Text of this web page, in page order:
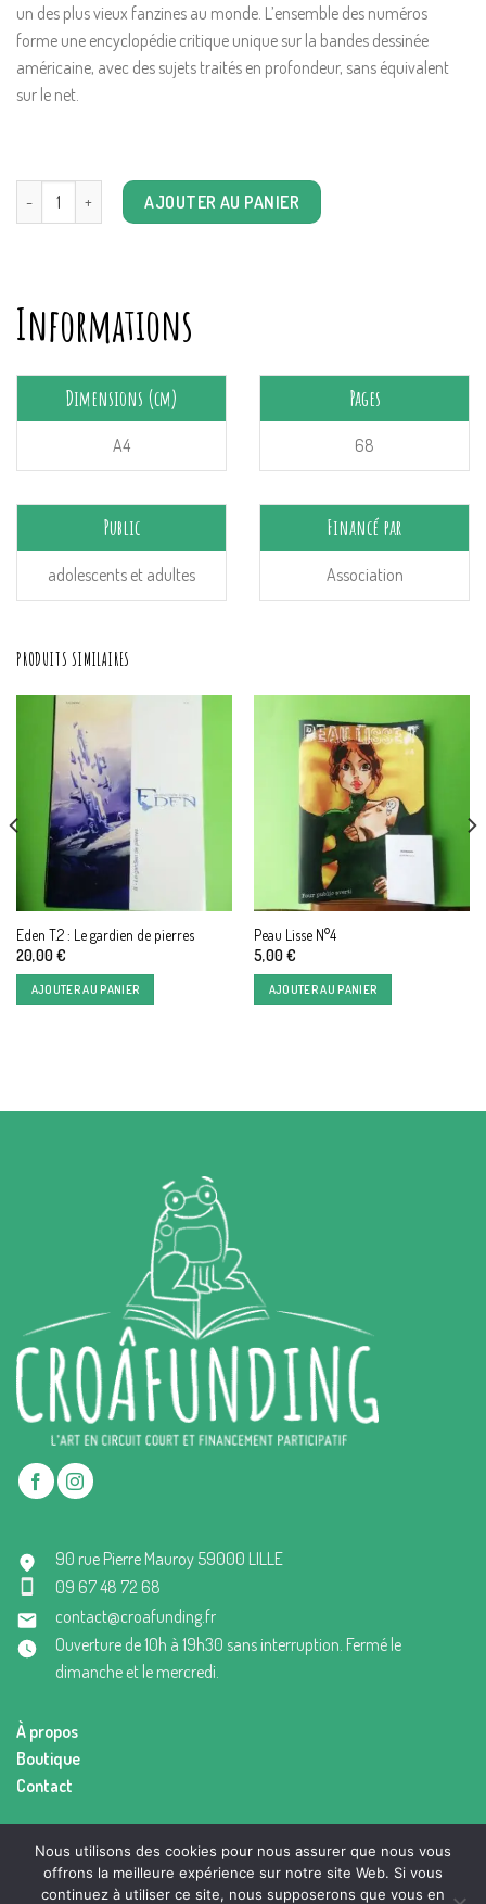
un des plus vieux fanzines au monde. L’ensemble des numéros
forme une encyclopédie critique unique sur la bandes dessinée
américaine, avec des sujets traités en profondeur, sans équivalent
sur le net.
quantité de Scarce 70 : Les comics indépendants
AJOUTER AU PANIER
Informations
Dimensions (cm)
A4
Pages
68
Public
adolescents et adultes
Financé par
Association
PRODUITS SIMILAIRES
Eden T.2 : Le gardien de pierres
20,00€
AJOUTER AU PANIER
Peau Lisse N°4
5,00€
AJOUTER AU PANIER
90 rue Pierre Mauroy 59000 LILLE
09 67 48 72 68
contact@croafunding.fr
Ouverture de 10h à 19h30 sans interruption. Fermé le
dimanche et le mercredi.
À propos
Boutique
Contact
Mentions légales
Conditions générales de vente
Nous utilisons des cookies pour nous assurer que nous vous
offrons la meilleure expérience sur notre site Web. Si vous
continuez à utiliser ce site, nous supposerons que vous en